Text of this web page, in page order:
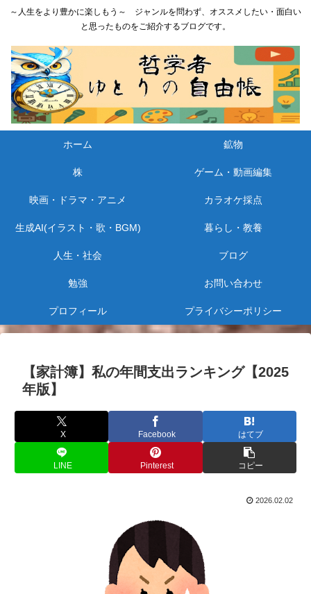
～人生をより豊かに楽しもう～ ジャンルを問わず、オススメしたい・面白い
と思ったものをご紹介するブログです。
ホーム 鉱物
株 ゲーム・動画編集
映画・ドラマ・アニメ カラオケ採点
生成AI(イラスト・歌・BGM) 暮らし・教養
人生・社会 ブログ
勉強 お問い合わせ
プロフィール プライバシーポリシー
【家計簿】私の年間支出ランキング【2025
年版】
X Facebook はてブ
LINE Pinterest コピー
2026.02.02